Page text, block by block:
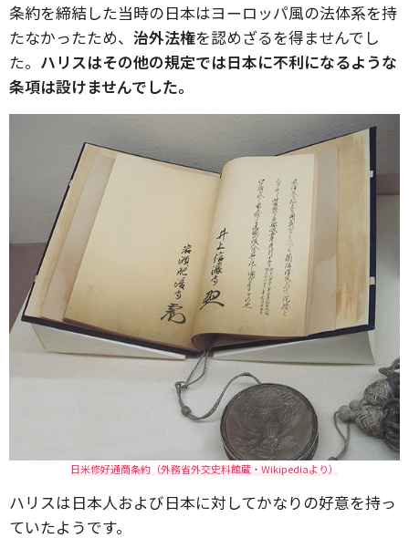
条約を締結した当時の日本はヨーロッパ風の法体系を持
たなかったため、 治外法権を認めざるを得ませんでし
た。 ハリスはその他の規定では日本に不利になるような
条項は設けませんでした。
日米修好通商条約（外務省外交史料館蔵・Wikipediaより）
ハリスは日本人および日本に対してかなりの好意を持っ
ていたようです。